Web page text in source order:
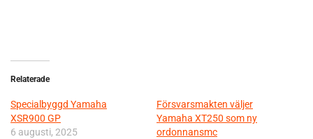
Relaterade
Specialbyggd Yamaha
XSR900 GP
6 augusti, 2025
Försvarsmakten väljer
Yamaha XT250 som ny
ordonnansmc